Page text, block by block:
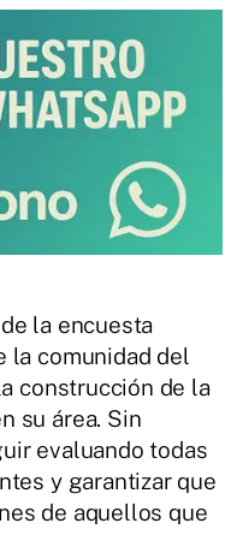
la encuesta
la comunidad del
construcción de la
su área. Sin
evaluando todas
y garantizar que
de aquellos que